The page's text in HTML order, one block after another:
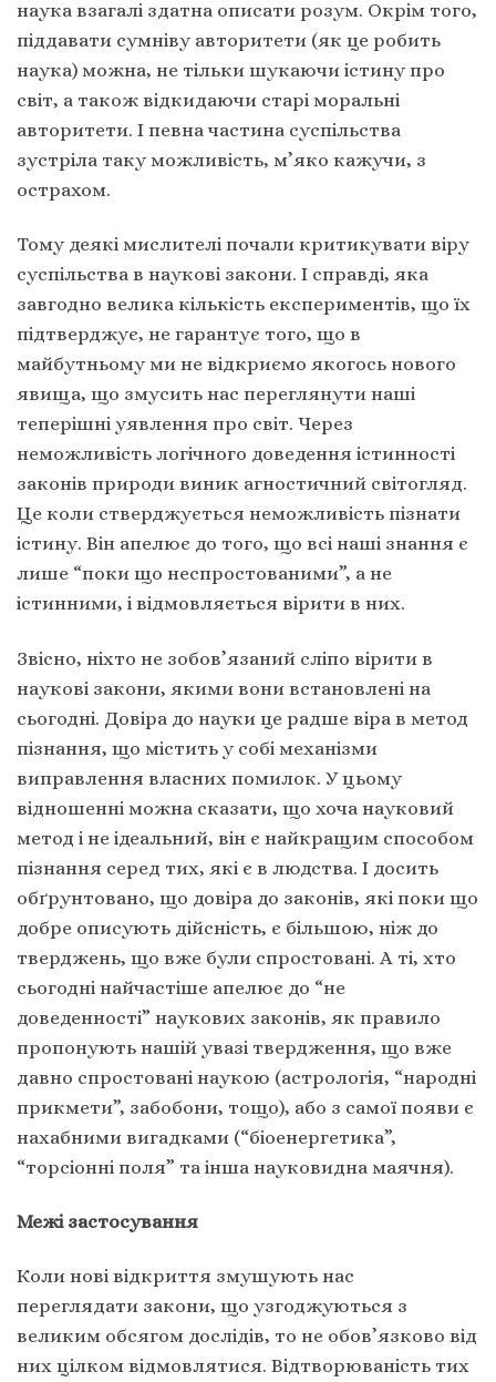
наука взагалі здатна описати розум. Окрім того,
піддавати сумніву авторитети (як це робить
наука) можна, не тільки шукаючи істину про
світ, а також відкидаючи старі моральні
авторитети. І певна частина суспільства
зустріла таку можливість, м’яко кажучи, з
острахом.
Тому деякі мислителі почали критикувати віру
суспільства в наукові закони. І справді, яка
завгодно велика кількість експериментів, що їх
підтверджує, не гарантує того, що в
майбутньому ми не відкриємо якогось нового
явища, що змусить нас переглянути наші
теперішні уявлення про світ. Через
неможливість логічного доведення істинності
законів природи виник агностичний світогляд.
Це коли стверджується неможливість пізнати
істину. Він апелює до того, що всі наші знання є
лише “поки що неспростованими”, а не
істинними, і відмовляється вірити в них.
Звісно, ніхто не зобов’язаний сліпо вірити в
наукові закони, якими вони встановлені на
сьогодні. Довіра до науки це радше віра в метод
пізнання, що містить у собі механізми
виправлення власних помилок. У цьому
відношенні можна сказати, що хоча науковий
метод і не ідеальний, він є найкращим способом
пізнання серед тих, які є в людства. І досить
обґрунтовано, що довіра до законів, які поки що
добре описують дійсність, є більшою, ніж до
тверджень, що вже були спростовані. А ті, хто
сьогодні найчастіше апелює до “не
доведенності” наукових законів, як правило
пропонують нашій увазі твердження, що вже
давно спростовані наукою (астрологія, “народні
прикмети”, забобони, тощо), або з самої появи є
нахабними вигадками (“біоенергетика”,
“торсіонні поля” та інша науковидна маячня).
Межі застосування
Коли нові відкриття змушують нас
переглядати закони, що узгоджуються з
великим обсягом дослідів, то не обов’язково від
них цілком відмовлятися. Відтворюваність тих